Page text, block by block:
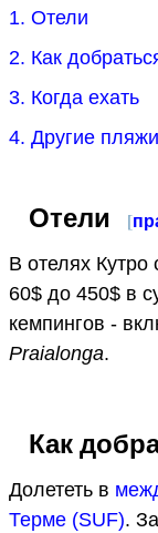
1. Отели
2. Как
3. Когда ехать
4. Другие
Отели [
В отелях Кутро
60$ до 450$ в
кемпингов -
Praialonga.
Как
Долететь в
Терме (SUF).